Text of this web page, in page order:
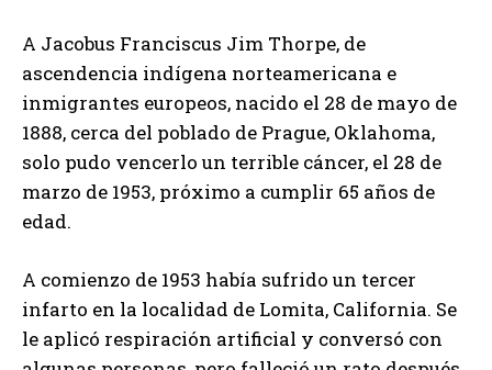
A Jacobus Franciscus Jim Thorpe, de
ascendencia indígena norteamericana e
inmigrantes europeos, nacido el 28 de mayo de
1888, cerca del poblado de Prague, Oklahoma,
solo pudo vencerlo un terrible cáncer, el 28 de
marzo de 1953, próximo a cumplir 65 años de
edad.
A comienzo de 1953 había sufrido un tercer
infarto en la localidad de Lomita, California. Se
le aplicó respiración artificial y conversó con